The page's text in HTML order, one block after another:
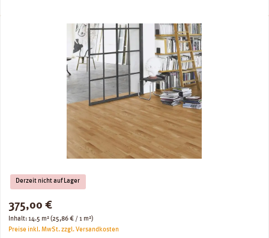
Bildergalerie überspringen
Derzeit nicht auf Lager
Regulärer Preis:
375,00 €
Inhalt:14.5 m²(25,86 € / 1 m²)
Preise inkl. MwSt. zzgl. Versandkosten